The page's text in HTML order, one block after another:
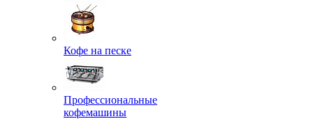
Кофе на песке
Профессиональные
кофемашины